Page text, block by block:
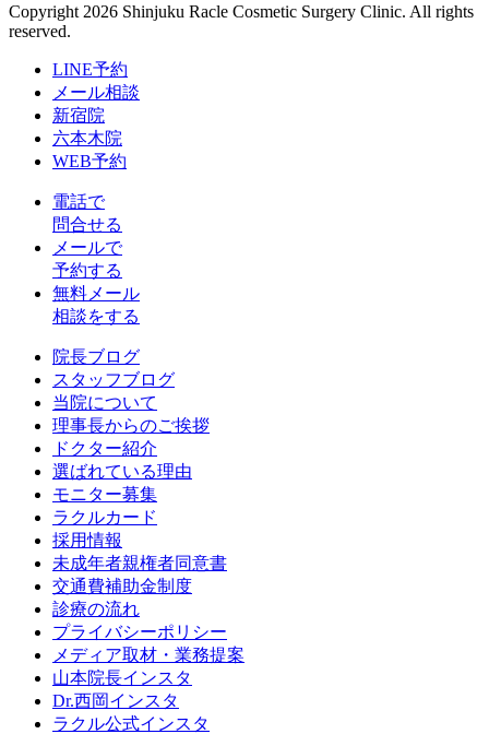
Copyright 2026 Shinjuku Racle Cosmetic Surgery Clinic. All rights
reserved.
LINE予約
メール相談
新宿院
六本木院
WEB予約
電話で
問合せる
メールで
予約する
無料メール
相談をする
院長ブログ
スタッフブログ
当院について
理事長からのご挨拶
ドクター紹介
選ばれている理由
モニター募集
ラクルカード
採用情報
未成年者親権者同意書
交通費補助金制度
診療の流れ
プライバシーポリシー
メディア取材・業務提案
山本院長インスタ
Dr.西岡インスタ
ラクル公式インスタ